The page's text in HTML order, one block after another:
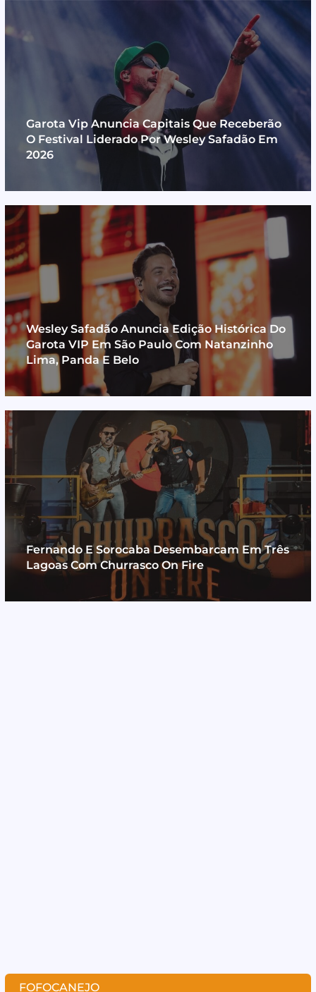
Garota Vip Anuncia Capitais Que Receberão
O Festival Liderado Por Wesley Safadão Em
2026
Wesley Safadão Anuncia Edição Histórica Do
Garota VIP Em São Paulo Com Natanzinho
Lima, Panda E Belo
Fernando E Sorocaba Desembarcam Em Três
Lagoas Com Churrasco On Fire
FOFOCANEJO